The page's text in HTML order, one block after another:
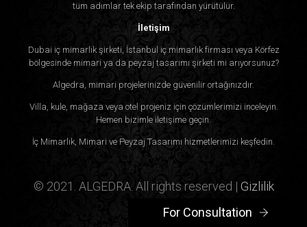
For Consultation
tüm adımlar tek ekip tarafından yürütülür.
İletişim
Dubai iç mimarlık şirketi, İstanbul iç mimarlık firması veya Körfez
bölgesinde mimari ya da peyzaj tasarımı şirketi mi arıyorsunuz?
Algedra, mimari projelerinizde güvenilir ortağınızdır.
Villa, kule, mağaza veya otel projeniz için çözümlerimizi inceleyin.
Hemen bizimle iletişime geçin.
İç Mimarlık, Mimari ve Peyzaj Tasarımı hizmetlerimizi keşfedin.
© 2021. ALGEDRA. All rights reserved | Gizlilik
Politikası